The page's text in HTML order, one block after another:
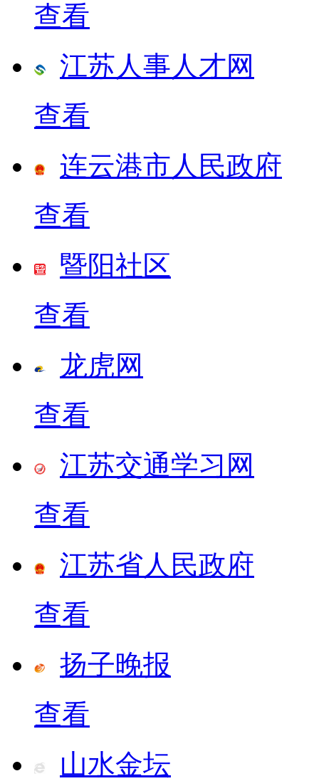
查看
江苏人事人才网
查看
连云港市人民政府
查看
暨阳社区
查看
龙虎网
查看
江苏交通学习网
查看
江苏省人民政府
查看
扬子晚报
查看
山水金坛